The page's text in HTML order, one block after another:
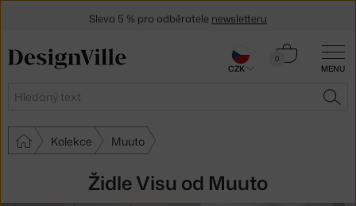
MENU
Hledat
0
Košík
Kolekce Muuto
Židle Visu od Muuto
Sleva 5 % pro odběratele newsletteru
CZK